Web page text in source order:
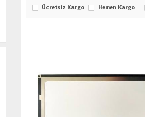
Ücretsiz Kargo Hemen Kargo